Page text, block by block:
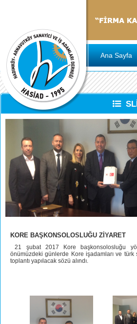
Ana Sayfa
KORE BAŞKONSOLOSLUĞU ZİYARET
21 şubat 2017 Kore başkonsolosluğu
önümüzdeki günlerde Kore işadamları ve
toplantı yapılacak sözü alındı.